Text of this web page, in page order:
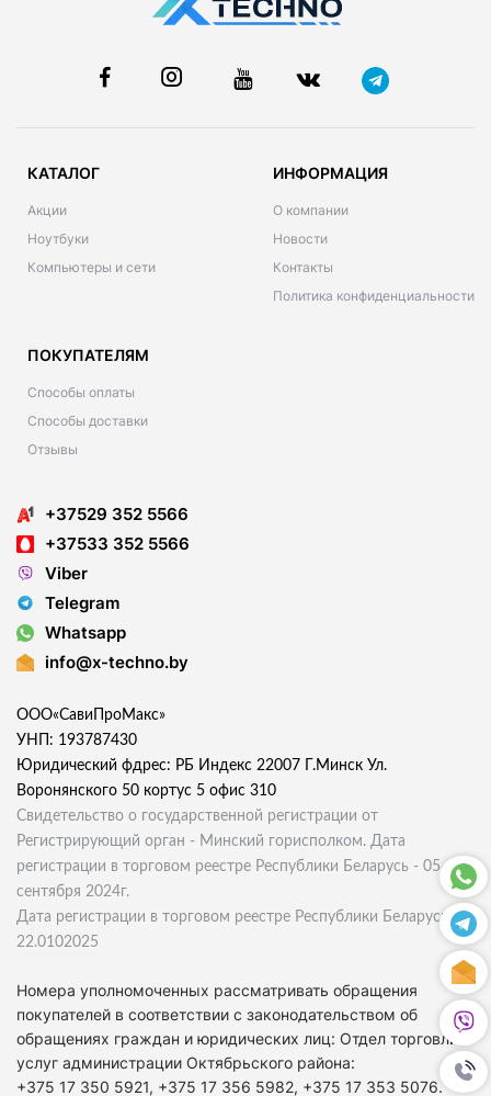
КАТАЛОГ
Акции
Ноутбуки
Компьютеры и сети
ИНФОРМАЦИЯ
О компании
Новости
Контакты
Политика конфиденциальности
ПОКУПАТЕЛЯМ
Способы оплаты
Способы доставки
Отзывы
+37529 352 5566
+37533 352 5566
Viber
Telegram
Whatsapp
info@x-techno.by
ООО«СавиПроМакс»
УНП: 193787430
Юридический фдрес: РБ Индекс 22007 Г.Минск Ул.
Воронянского 50 кортус 5 офис 310
Свидетельство о государственной регистрации от
Регистрирующий орган - Минский горисполком. Дата
регистрации в торговом реестре Республики Беларусь - 05
сентября 2024г.
Дата регистрации в торговом реестре Республики Беларусь
22.0102025
Номера уполномоченных рассматривать обращения
покупателей в соответствии с законодательством об
обращениях граждан и юридических лиц: Отдел торговли и
услуг администрации Октябрьского района:
+375 17 350 5921, +375 17 356 5982, +375 17 353 5076.